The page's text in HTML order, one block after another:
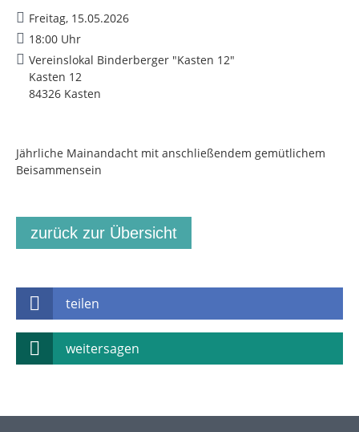
Freitag, 15.05.2026
18:00 Uhr
Vereinslokal Binderberger "Kasten 12"
Kasten 12
84326 Kasten
Jährliche Mainandacht mit anschließendem gemütlichem
Beisammensein
zurück zur Übersicht
teilen
weitersagen